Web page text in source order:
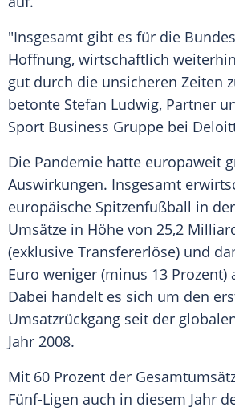
"Insgesamt gibt es für die
Hoffnung, wirtschaftlich
gut durch die unsicheren Zeiten
betonte Stefan Ludwig, Partner
Sport Business Gruppe bei
Die Pandemie hatte europaweit
Auswirkungen. Insgesamt
europäische Spitzenfußball in
Umsätze in Höhe von 25,2
(exklusive Transfererlöse) und
Euro weniger (minus 13 Prozent)
Dabei handelt es sich um den
Umsatzrückgang seit der
Jahr 2008.
Mit 60 Prozent der
Fünf-Ligen auch in diesem Jahr